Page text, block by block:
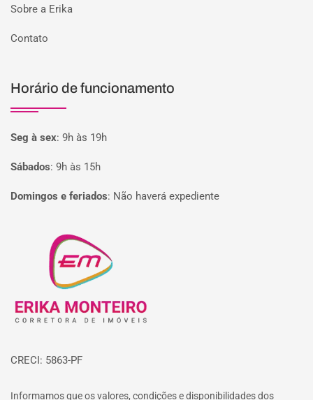
Sobre a Erika
Contato
Horário de funcionamento
Seg à sex: 9h às 19h
Sábados: 9h às 15h
Domingos e feriados: Não haverá expediente
Página inicial
CRECI: 5863-PF
Informamos que os valores, condições e disponibilidades dos